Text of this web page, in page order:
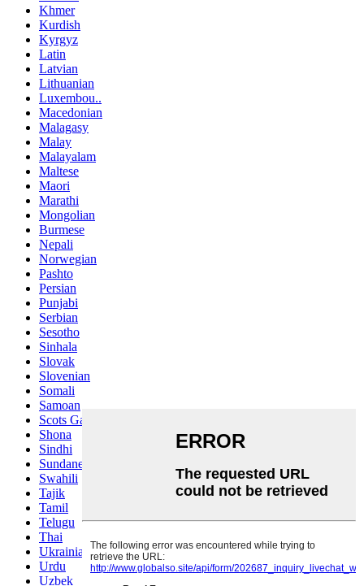
Khmer
Kurdish
Kyrgyz
Latin
Latvian
Lithuanian
Luxembou..
Macedonian
Malagasy
Malay
Malayalam
Maltese
Maori
Marathi
Mongolian
Burmese
Nepali
Norwegian
Pashto
Persian
Punjabi
Serbian
Sesotho
Sinhala
Slovak
Slovenian
Somali
Samoan
Scots Gaelic
Shona
Sindhi
Sundanese
Swahili
Tajik
Tamil
Telugu
Thai
Ukrainian
Urdu
Uzbek